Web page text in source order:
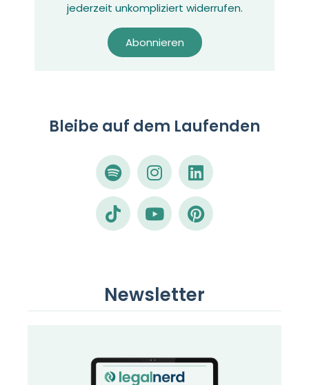
jederzeit unkompliziert widerrufen.
Abonnieren
Bleibe auf dem Laufenden
Newsletter